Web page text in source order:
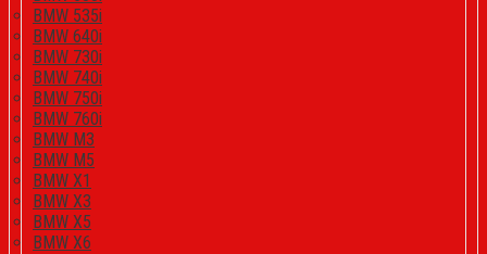
BMW 535i
BMW 640i
BMW 730i
BMW 740i
BMW 750i
BMW 760i
BMW M3
BMW M5
BMW X1
BMW X3
BMW X5
BMW X6